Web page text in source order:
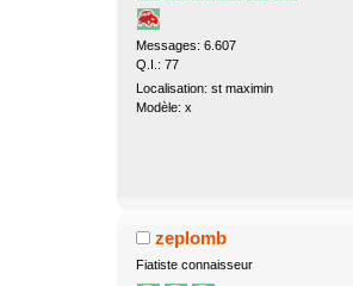
Messages: 6.607
Q.I.: 77
Localisation: st maximin
Modèle: x
zeplomb
Fiatiste connaisseur